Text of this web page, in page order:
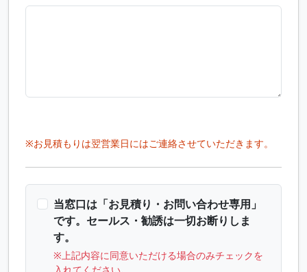
※お見積もりは翌営業日にはご連絡させていただきます。
当窓口は「お見積り・お問い合わせ専用」
です。セールス・勧誘は一切お断りしま
す。
※上記内容に同意いただける場合のみチェックを
入れてください。